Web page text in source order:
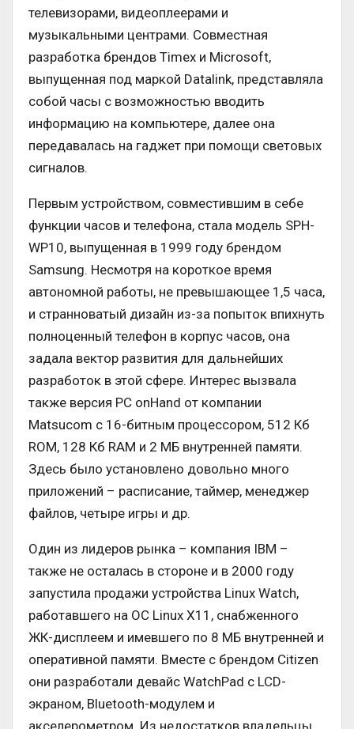
телевизорами, видеоплеерами и
музыкальными центрами. Совместная
разработка брендов Timex и Microsoft,
выпущенная под маркой Datalink, представляла
собой часы с возможностью вводить
информацию на компьютере, далее она
передавалась на гаджет при помощи световых
сигналов.
Первым устройством, совместившим в себе
функции часов и телефона, стала модель SPH-
WP10, выпущенная в 1999 году брендом
Samsung. Несмотря на короткое время
автономной работы, не превышающее 1,5 часа,
и странноватый дизайн из-за попыток впихнуть
полноценный телефон в корпус часов, она
задала вектор развития для дальнейших
разработок в этой сфере. Интерес вызвала
также версия PC onHand от компании
Matsucom с 16-битным процессором, 512 Кб
ROM, 128 Кб RAM и 2 МБ внутренней памяти.
Здесь было установлено довольно много
приложений – расписание, таймер, менеджер
файлов, четыре игры и др.
Один из лидеров рынка – компания IBM –
также не осталась в стороне и в 2000 году
запустила продажи устройства Linux Watch,
работавшего на ОС Linux X11, снабженного
ЖК-дисплеем и имевшего по 8 МБ внутренней и
оперативной памяти. Вместе с брендом Citizen
они разработали девайс WatchPad с LCD-
экраном, Bluetooth-модулем и